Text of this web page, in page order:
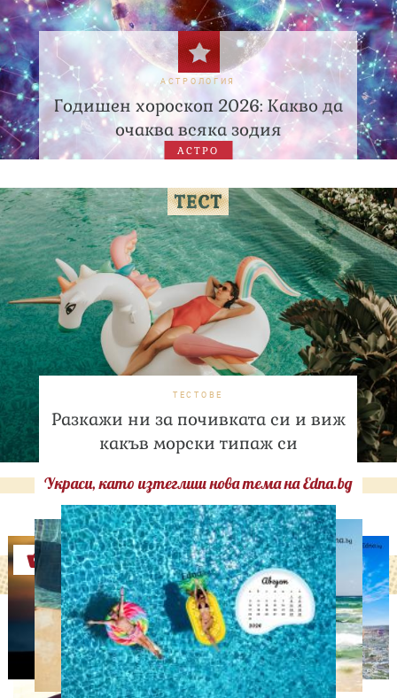
АСТРОЛОГИЯ
Годишен хороскоп 2026: Какво да
очаква всяка зодия
АСТРО
ТЕСТОВЕ
Разкажи ни за почивката си и виж
какъв морски типаж си
Украси, като изтеглиш нова тема на Edna.bg
Оферти
СВОБОДНО ВРЕМЕ
Том Холанд и Зендая
забелязани с брачни
халки в Лондон